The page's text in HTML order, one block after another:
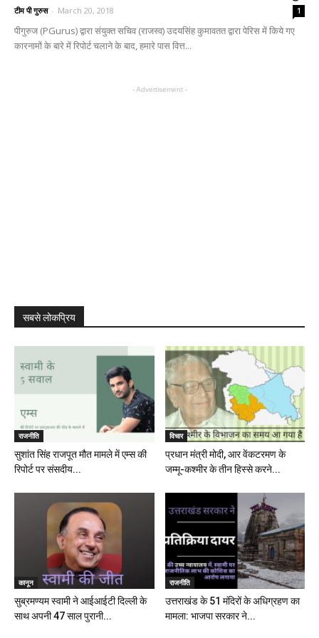
टीम पी गुरुस - March 20, 2018 1
पीगुरुज (PGurus) द्वारा संयुक्त सचिव (राजस्व) उदयसिंह कुमावतत द्वारा पेरिस में किये गए
कारनामों के बारे में रिपोर्ट चलाने के बाद, हमारे पास वित्त...
- Advertisement -
सबसे लोकप्रिय
राजनीति
सुशांत सिंह राजपूत मौत मामले में एम्स की
रिपोर्ट पर संसदीय...
विचार
प्रधान मंत्री मोदी, आर वेंकटरमण के
जम्मू-कश्मीर के तीन हिस्से करने...
कानून
सुब्रमण्यम स्वामी ने आईआईटी दिल्ली के
साथ अपनी 47 साल पुरानी...
राजनीति
उत्तराखंड के 51 मंदिरों के अधिग्रहण का
मामला: भाजपा सरकार ने...